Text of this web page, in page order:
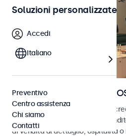
Monitor e touchscreen
Scopri i nostri monitor e
progettati per transazioni di
di vendita al dettaglio, ospitalità o
Soluzioni personalizzate
Accedi
Italiano
Preventivo
Centro assistenza
Chi siamo
Contatti